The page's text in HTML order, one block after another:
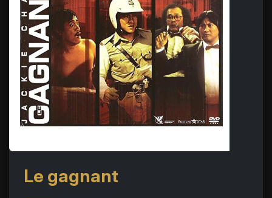
Le gagnant